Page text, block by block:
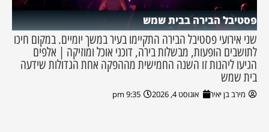
פסטיבל הבירה בבית שמש
שני אירועי פסטיבל הבירה התקיימו בעיר במשך יומיים. במקום חיכו
לתושבים הופעות, מבשלות בירה, דוכני אוכל ומוזיקה | אלפים
הגיעו ליהנות זו השנה החמישית מההפקה אחת הגדולות שידעה
בית שמש
מירב בן יאיר אוגוסט 4, 2026 9:35 pm